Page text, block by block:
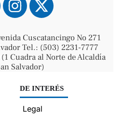
Cuscatancingo No 271
Tel.: (503) 2231-7777
Cuadra al Norte de Alcaldía
Salvador)
DE INTERÉS
Legal